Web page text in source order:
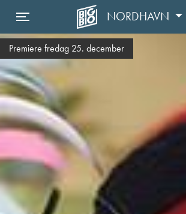
Toggle navigation
NORDHAVN
Premiere fredag 25. december